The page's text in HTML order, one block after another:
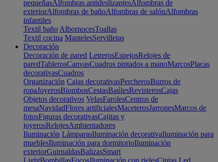
pequeñasAlfombras antideslizantesAlfombras de
exteriorAlfombras de bañoAlfombras de salónAlfombras
infantiles
Textil baño AlbornocesToallas
Textil cocina MantelesServilletas
Decoración
Decoración de pared LetrerosEspejosRelojes de
paredTablerosCanvasCuadros pintados a manoMarcosPlacas
decorativasCuadros
Organización Cajas decorativasPercherosBurros de
ropaJoyerosBiombosCestasBaúlesRevisterosCajas
Objetos decorativos VelasFarolesCentros de
mesaNavidadFlores artificialesMaceterosJarronesMarcos de
fotosFiguras decorativasCajitas y
joyerosRelojesAmbientadores
Iluminación LámparasIluminación decorativaIluminación para
mueblesIluminación para dormitorioIluminación
exteriorGuirnaldasBalizasSmart
LightBombillasFocosIluminación con rielesCintas Led